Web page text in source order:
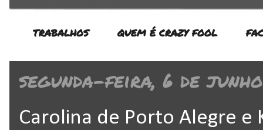
TRABALHOS QUEM É CRAZY FOOL
segunda-feira, 6 de
Carolina de Porto Alegre e